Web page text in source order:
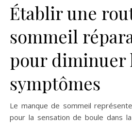
Établir une
sommeil
pour diminuer
symptômes
Le manque de sommeil
pour la sensation de boule dans